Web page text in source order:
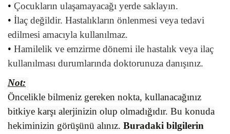
• Çocukların ulaşamayacağı yerde saklayın.
• İlaç değildir. Hastalıkların önlenmesi veya tedavi
edilmesi amacıyla kullanılmaz.
• Hamilelik ve emzirme dönemi ile hastalık veya ilaç
kullanılması durumlarında doktorunuza danışınız.
Not:
Öncelikle bilmeniz gereken nokta, kullanacağınız
bitkiye karşı alerjinizin olup olmadığıdır. Bu konuda
hekiminizin görüşünü alınız. Buradaki bilgilerin